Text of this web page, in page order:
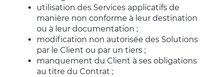
utilisation des Services applicatifs de
manière non conforme à leur destination
ou à leur documentation ;
modification non autorisée des Solutions
par le Client ou par un tiers ;
manquement du Client à ses obligations
au titre du Contrat ;